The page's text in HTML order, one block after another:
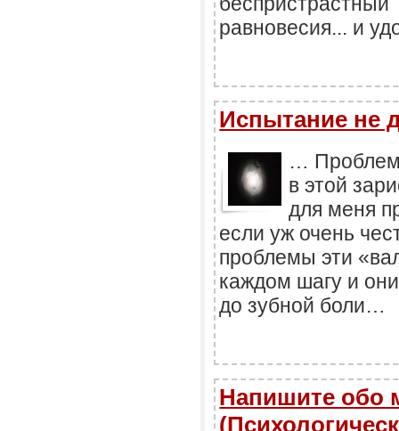
равновесия... и
Испытание не
…
в этой
для меня
если уж очень
проблемы эти
каждом шагу и
до зубной боли…
Напишите обо